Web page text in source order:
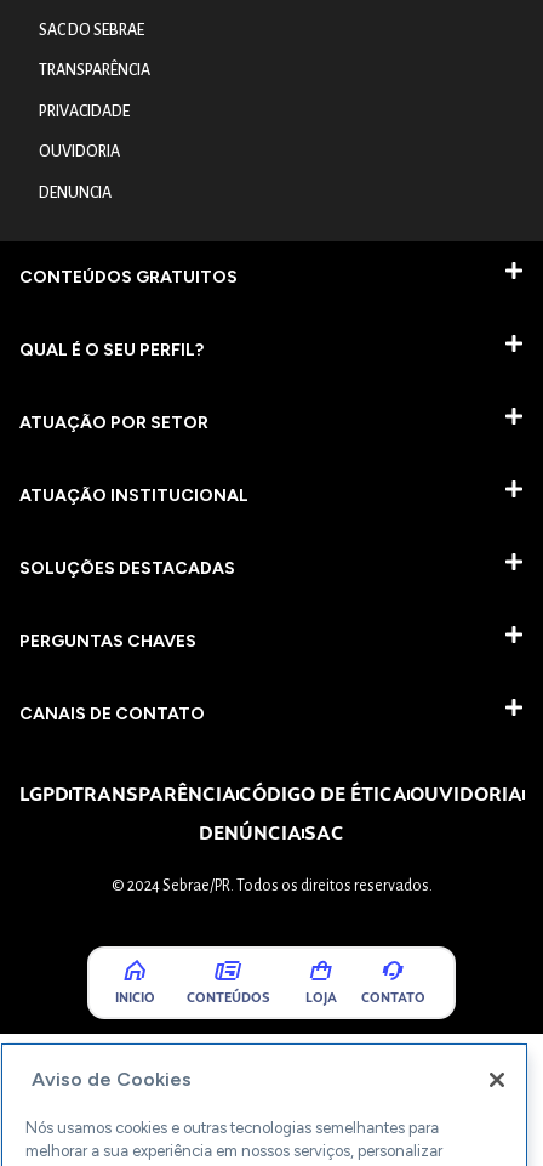
SAC DO SEBRAE
TRANSPARÊNCIA
PRIVACIDADE
OUVIDORIA
DENUNCIA
CONTEÚDOS GRATUITOS
QUAL É O SEU PERFIL?
ATUAÇÃO POR SETOR
ATUAÇÃO INSTITUCIONAL
SOLUÇÕES DESTACADAS
PERGUNTAS CHAVES​
CANAIS DE CONTATO
LGPDTRANSPARÊNCIACÓDIGO DE ÉTICAOUVIDORIA
DENÚNCIASAC
© 2024 Sebrae/PR. Todos os direitos reservados.
INICIO CONTEÚDOS LOJA CONTATO
Aviso de Cookies
Nós usamos cookies e outras tecnologias semelhantes para
melhorar a sua experiência em nossos serviços, personalizar